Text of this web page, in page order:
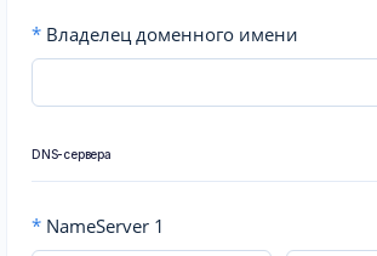
* Владелец доменного имени
DNS-сервера
* NameServer 1